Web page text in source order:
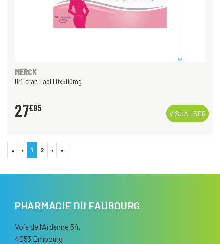
MERCK
Uri-cran Tabl 60x500mg
27€95
VISUALISER
« ‹ 1 2 › »
PHARMACIE DU FAUBOURG
Voie de l’Ardenne 54,
4053 Embourg